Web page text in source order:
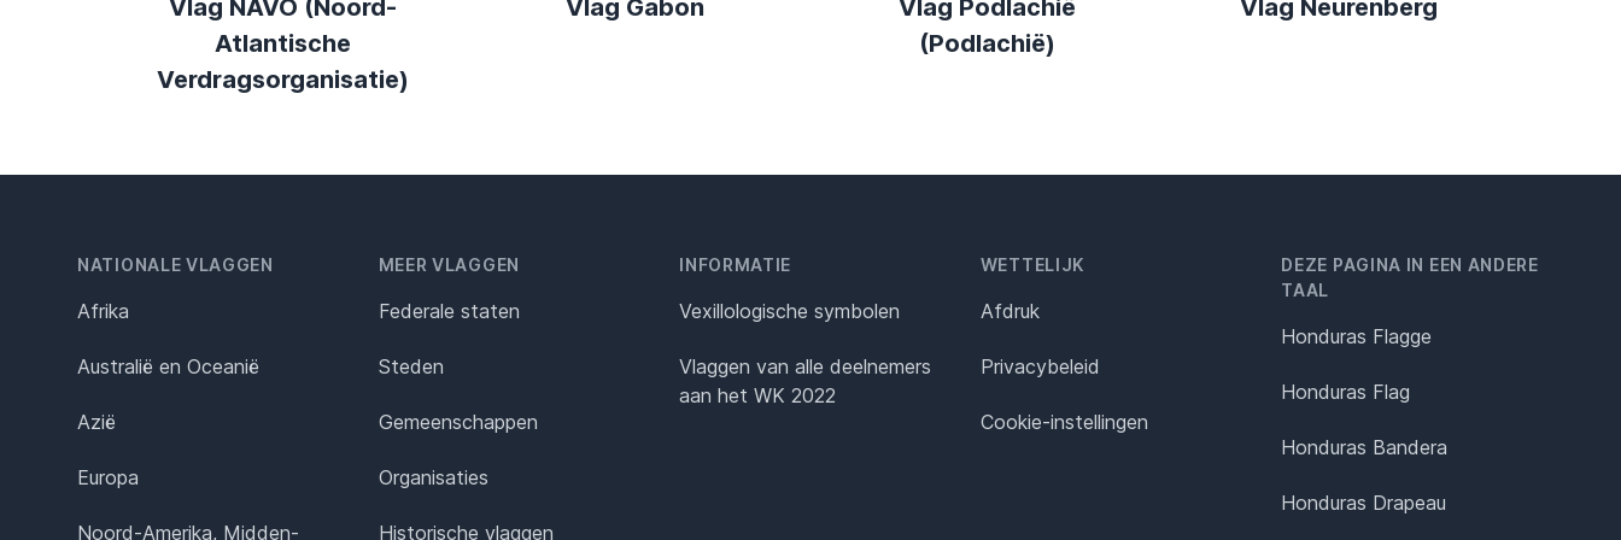
Vlag NAVO (Noord-
Atlantische
Verdragsorganisatie)
Vlag Gabon
Vlag Podlachië
(Podlachië)
Vlag Neurenberg
NATIONALE VLAGGEN
Afrika
Australië en Oceanië
Azië
Europa
Noord-Amerika, Midden-
MEER VLAGGEN
Federale staten
Steden
Gemeenschappen
Organisaties
Historische vlaggen
INFORMATIE
Vexillologische symbolen
Vlaggen van alle deelnemers
aan het WK 2022
WETTELIJK
Afdruk
Privacybeleid
Cookie-instellingen
DEZE PAGINA IN EEN ANDERE
TAAL
Honduras Flagge
Honduras Flag
Honduras Bandera
Honduras Drapeau